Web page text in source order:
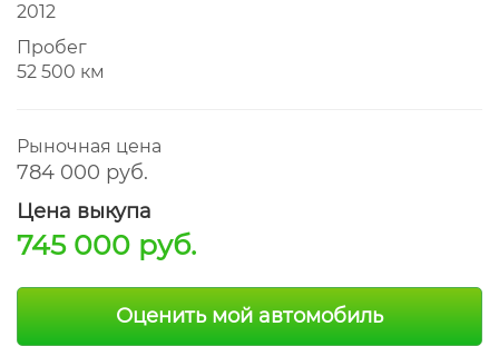
2012
Пробег
52 500 км
Рыночная цена
784 000 руб.
Цена выкупа
745 000 руб.
Оценить мой автомобиль